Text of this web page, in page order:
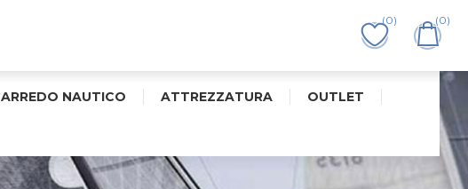
(0) (0)
ARREDO NAUTICO ATTREZZATURA OUTLET